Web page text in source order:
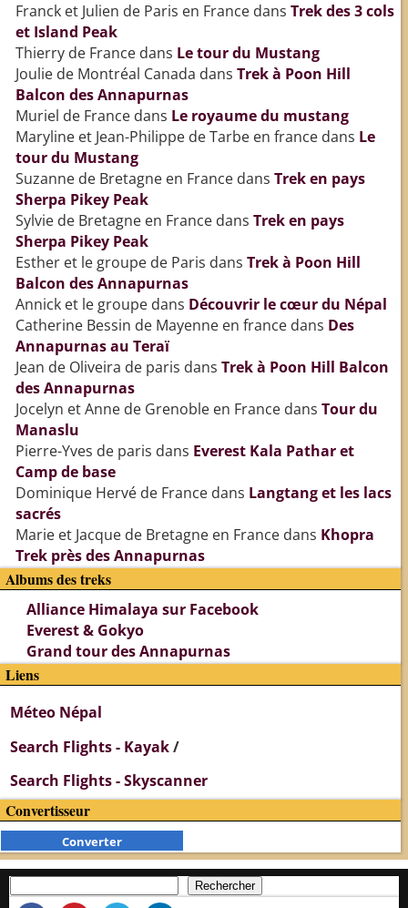
Franck et Julien de Paris en Francedans Trek des 3 cols
et Island Peak
Thierry de Francedans Le tour du Mustang
Joulie de Montréal Canada dans Trek à Poon Hill
Balcon des Annapurnas
Muriel de Francedans Le royaume du mustang
Maryline et Jean-Philippe de Tarbe en francedans Le
tour du Mustang
Suzanne de Bretagne en Francedans Trek en pays
Sherpa Pikey Peak
Sylvie de Bretagne en Francedans Trek en pays
Sherpa Pikey Peak
Esther et le groupe de Paris dans Trek à Poon Hill
Balcon des Annapurnas
Annick et le groupedans Découvrir le cœur du Népal
Catherine Bessin de Mayenne en francedans Des
Annapurnas au Teraï
Jean de Oliveira de paris dans Trek à Poon Hill Balcon
des Annapurnas
Jocelyn et Anne de Grenoble en Francedans Tour du
Manaslu
Pierre-Yves de paris dans Everest Kala Pathar et
Camp de base
Dominique Hervé de Francedans Langtang et les lacs
sacrés
Marie et Jacque de Bretagne en Francedans Khopra
Trek près des Annapurnas
Albums des treks
Alliance Himalaya sur Facebook
Everest & Gokyo
Grand tour des Annapurnas
Liens
Méteo Népal
Search Flights - Kayak/
Search Flights - Skyscanner
Convertisseur
Converter
Rechercher